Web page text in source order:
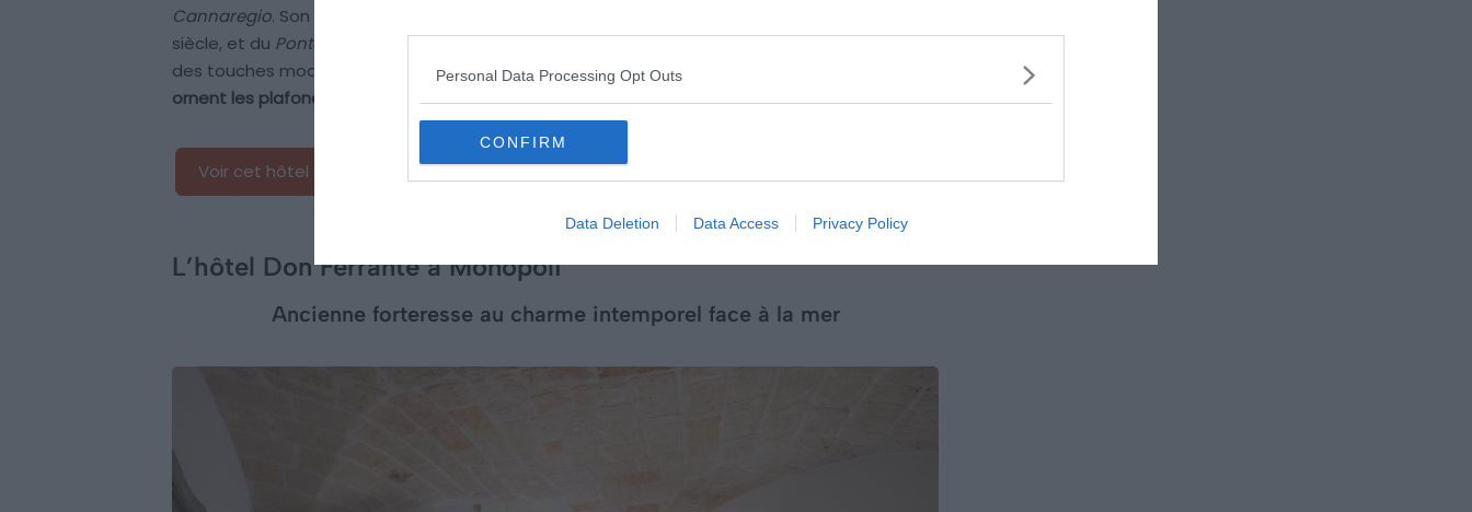
Personal Data Processing Opt Outs
CONFIRM
Data Deletion Data Access Privacy Policy
Cannaregio. Son emplacement est idéal, à deux pas du
siècle, et du Ponte dei Tre Archi. Côté design, l’hôtel mélange le style italien classique avec
des touches modernes. Les chambres sont confortables etles magnifiques fresques qui
ornent les plafonds illustrent le riche passé de la Sérénissime.
Voir cet hôtel
L’hôtel Don Ferrante à Monopoli
Ancienne forteresse au charme intemporel face à la mer